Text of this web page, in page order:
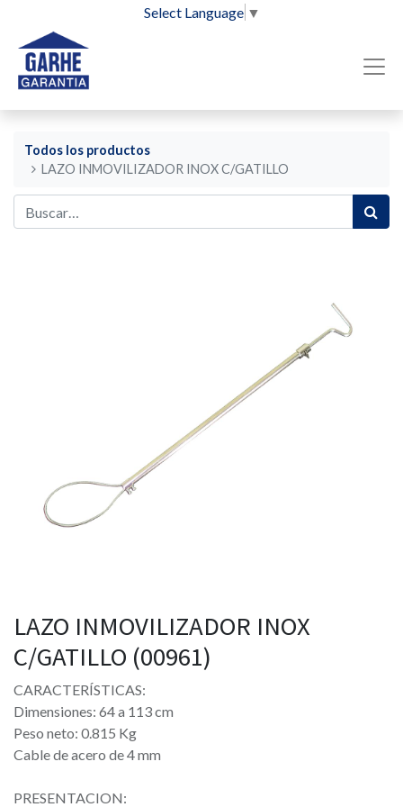
Select Language ▼
Todos los productos
LAZO INMOVILIZADOR INOX C/GATILLO
LAZO INMOVILIZADOR INOX
C/GATILLO (00961)
CARACTERÍSTICAS:
Dimensiones: 64 a 113 cm
Peso neto: 0.815 Kg
Cable de acero de 4 mm
PRESENTACION: